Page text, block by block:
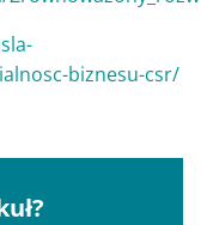
biznesu-csr/